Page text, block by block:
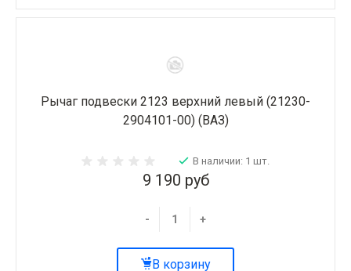
Рычаг подвески 2123 верхний левый (21230-
2904101-00) (ВАЗ)
В наличии: 1 шт.
9 190 руб
- +
В корзину